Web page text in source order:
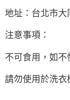
地址：台北市大
注意事項：
不可食用，如不
請勿使用於洗衣